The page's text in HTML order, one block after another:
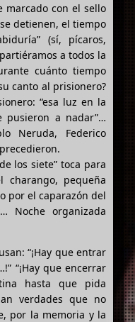
marcado con el sello
detienen, el tiempo
(sí, pícaros,
a todos la
cuánto tiempo
canto al prisionero?
“esa luz en la
pusieron a nadar”…
Neruda, Federico
los siete” toca para
charango, pequeña
por el caparazón del
Noche organizada
“¡Hay que entrar
“¡Hay que encerrar
hasta que pida
verdades que no
por la memoria y la